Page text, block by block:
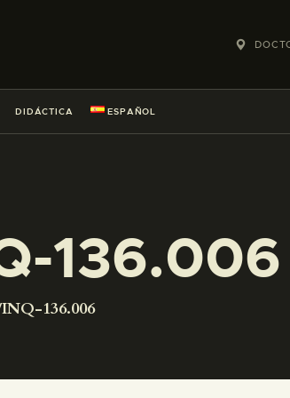
DIDÁCTICA ESPAÑOL
136.006
136.006